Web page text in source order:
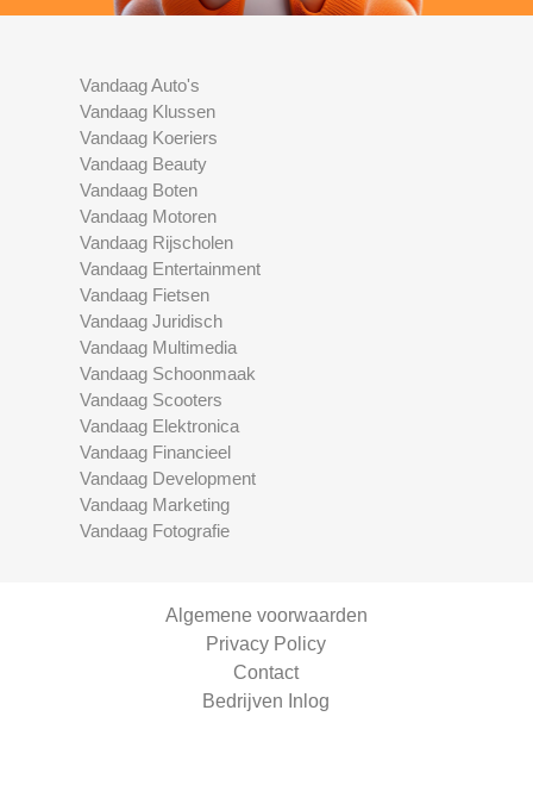
Vandaag Auto's
Vandaag Klussen
Vandaag Koeriers
Vandaag Beauty
Vandaag Boten
Vandaag Motoren
Vandaag Rijscholen
Vandaag Entertainment
Vandaag Fietsen
Vandaag Juridisch
Vandaag Multimedia
Vandaag Schoonmaak
Vandaag Scooters
Vandaag Elektronica
Vandaag Financieel
Vandaag Development
Vandaag Marketing
Vandaag Fotografie
Algemene voorwaarden
Privacy Policy
Contact
Bedrijven Inlog